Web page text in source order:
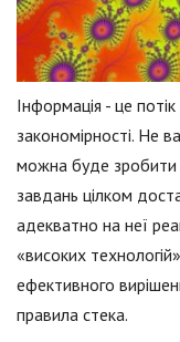
Інформація - це
закономірності. Не
можна буде зробити
завдань цілком
адекватно на неї
«високих
ефективного
правила стека.